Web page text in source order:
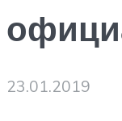
23.01.2019